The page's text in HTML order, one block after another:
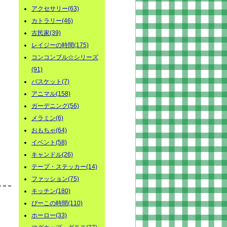
アクセサリー(63)
カトラリー(46)
古民家(39)
レイジーの時間(175)
コンコンブル☆シリーズ
(91)
バスケット(7)
アニマル(158)
ガーデニング(56)
メラミン(6)
おもちゃ(64)
イベント(58)
キャンドル(26)
テープ・ステッカー(14)
ファッション(75)
キッチン(180)
ぴーこの時間(110)
ホーロー(33)